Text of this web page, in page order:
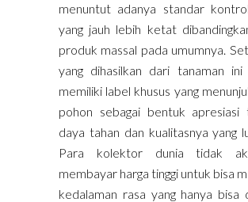
menuntut adanya standar
yang jauh lebih ketat
produk massal pada umumnya.
yang dihasilkan dari tanaman ini
memiliki label khusus yang
pohon sebagai bentuk apresiasi
daya tahan dan kualitasnya yang
Para kolektor dunia tidak
membayar harga tinggi untuk bisa
kedalaman rasa yang hanya bisa